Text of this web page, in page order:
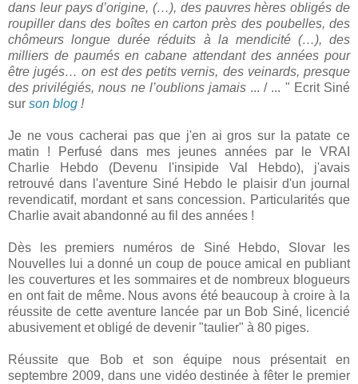
dans leur pays d’origine, (…), des pauvres hères obligés de
roupiller dans des boîtes en carton près des poubelles, des
chômeurs longue durée réduits à la mendicité (…), des
milliers de paumés en cabane attendant des années pour
être jugés… on est des petits vernis, des veinards, presque
des privilégiés, nous ne l’oublions jamais... / ... " Ecrit Siné
sur son blog !
Je ne vous cacherai pas que j'en ai gros sur la patate ce
matin ! Perfusé dans mes jeunes années par le VRAI
Charlie Hebdo (Devenu l'insipide Val Hebdo), j'avais
retrouvé dans l'aventure Siné Hebdo le plaisir d'un journal
revendicatif, mordant et sans concession. Particularités que
Charlie avait abandonné au fil des années !
Dès les premiers numéros de Siné Hebdo, Slovar les
Nouvelles lui a donné un coup de pouce amical en publiant
les couvertures et les sommaires et de nombreux blogueurs
en ont fait de même. Nous avons été beaucoup à croire à la
réussite de cette aventure lancée par un Bob Siné, licencié
abusivement et obligé de devenir "taulier" à 80 piges.
Réussite que Bob et son équipe nous présentait en
septembre 2009, dans une vidéo destinée à fêter le premier